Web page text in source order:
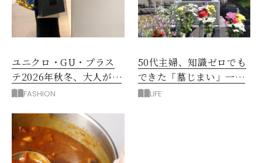
ユニクロ・GU・プラス
テ2026年秋冬、大人が着
たい新作服は？
FASHION
50代主婦、知識ゼロでも
できた「墓じまい」一つ
後悔したのは、ある順
LIFE